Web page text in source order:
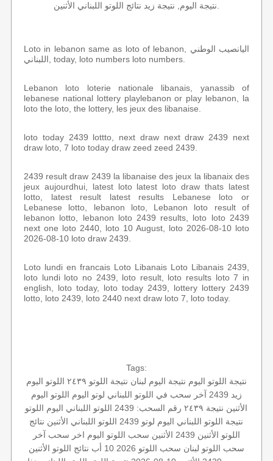
Loto in lebanon same as loto of lebanon, اليانصيب الوطني
اللبناني, today, loto numbers loto numbers.
Lebanon loto loterie nationale libanais, yanassib of
lebanese national lottery playlebanon or play lebanon, la
loto the loto, the lottery, les jeux des libanaise.
loto today 2439 lottto, next draw next draw 2439 next
draw loto, 7 loto today draw zeed zeed 2439.
2439 result draw 2439 la libanaise des jeux la libanaix des
jeux aujourdhui, latest loto latest loto draw thats latest
lotto, latest result latest results Lebanese loto or
Lebanese lotto, lebanon loto, Lebanon loto result of
lebanon lotto, lebanon loto 2439 results, loto loto 2439
next one loto 2440, loto 10 August, loto 2026-08-10 loto
2026-08-10 loto draw 2439.
Loto lundi en francais Loto Libanais Loto Libanais 2439,
loto lundi loto no 2439, loto result, loto results loto 7 in
english, loto today, loto today 2439, lottery lottery 2439
lotto, loto 2439, loto 2440 next draw loto 7, loto today.
Tags:
نتيجة اللوتو اليوم نتيجة اليوم لبنان نتيجة اللوتو ٢٤٣٩
اللوتو اليوم
زيد 2439
آخر سحب في اللوتو اللبناني لوتو اليوم اللوتو اليوم
الأثنين نتيجة ٢٤٣٩ رقم السحب: 2439 اللوتو اللبناني اليوم اللوتو
نتيجة اللوتو اللبناني اليوم لوتو 2439 اللوتو اللبناني الأثنين نتائج
اللوتو الأثنين 2439 الأثنين سحب اللوتو اليوم اخر سحب آخر
سحب اللوتو لبنان سحب اللوتو 2026 10 أب
نتائج اللوتو الأثنين